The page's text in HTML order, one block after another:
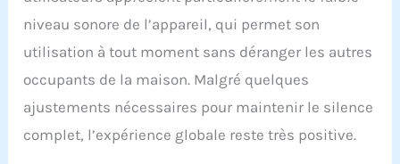
siège rembourré à 4
positions, convient aux
personnes d'une taille
comprise entre 150 cm et
190 cm. Faites des
exercices d'aérobic avec
Le vélo de fitness pour la
niveau sonore de l’appareil, qui permet son
utilisation à tout moment sans déranger les autres
occupants de la maison. Malgré quelques
ajustements nécessaires pour maintenir le silence
complet, l’expérience globale reste très positive.